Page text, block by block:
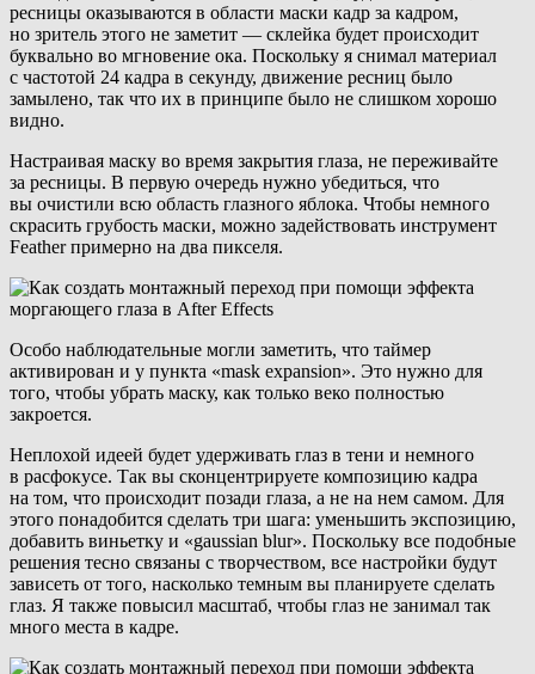
ресницы оказываются в области маски кадр за кадром,
но зритель этого не заметит — склейка будет происходит
буквально во мгновение ока. Поскольку я снимал материал
с частотой 24 кадра в секунду, движение ресниц было
замылено, так что их в принципе было не слишком хорошо
видно.
Настраивая маску во время закрытия глаза, не переживайте
за ресницы. В первую очередь нужно убедиться, что
вы очистили всю область глазного яблока. Чтобы немного
скрасить грубость маски, можно задействовать инструмент
Feather примерно на два пикселя.
Особо наблюдательные могли заметить, что таймер
активирован и у пункта «mask expansion». Это нужно для
того, чтобы убрать маску, как только веко полностью
закроется.
Неплохой идеей будет удерживать глаз в тени и немного
в расфокусе. Так вы сконцентрируете композицию кадра
на том, что происходит позади глаза, а не на нем самом. Для
этого понадобится сделать три шага: уменьшить экспозицию,
добавить виньетку и «gaussian blur». Поскольку все подобные
решения тесно связаны с творчеством, все настройки будут
зависеть от того, насколько темным вы планируете сделать
глаз. Я также повысил масштаб, чтобы глаз не занимал так
много места в кадре.